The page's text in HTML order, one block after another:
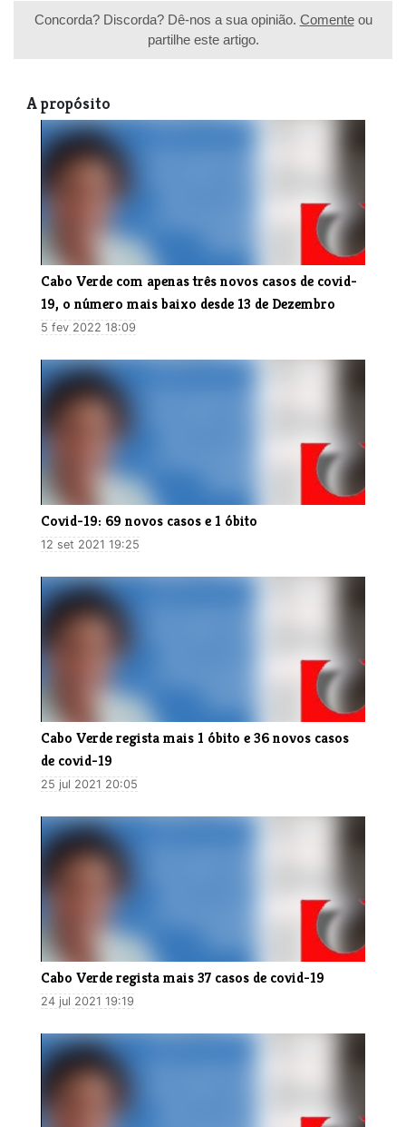
Concorda? Discorda? Dê-nos a sua opinião. Comenteou
partilhe este artigo.
A propósito
Cabo Verde com apenas três novos casos de covid-
19, o número mais baixo desde 13 de Dezembro
5 fev 2022 18:09
Covid-19: 69 novos casos e 1 óbito
12 set 2021 19:25
Cabo Verde regista mais 1 óbito e 36 novos casos
de covid-19
25 jul 2021 20:05
Cabo Verde regista mais 37 casos de covid-19
24 jul 2021 19:19